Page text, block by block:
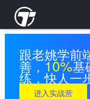
跟老姚学前
善，10%基
练，快人一
进入实战营